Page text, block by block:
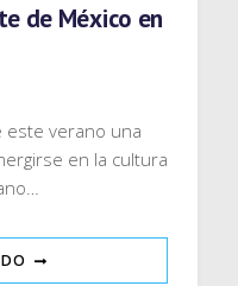
de México en
este verano una
en la cultura